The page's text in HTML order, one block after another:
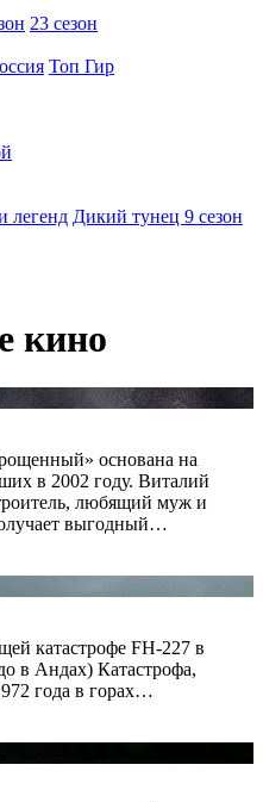
23 сезон
Топ Гир
легенд Дикий тунец 9 сезон
кино
основана на
в 2002 году. Виталий
любящий муж и
выгодный…
катастрофе FH-227 в
в Андах) Катастрофа,
года в горах…